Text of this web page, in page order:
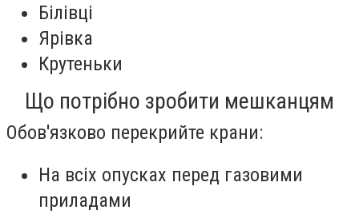
Білівці
Ярівка
Крутеньки
Що потрібно зробити мешканцям
Обов'язково перекрийте крани:
На всіх опусках перед газовими
приладами